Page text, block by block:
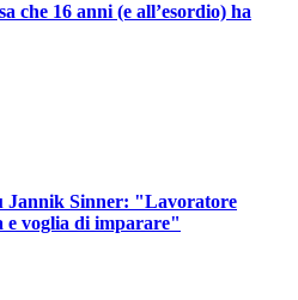
che 16 anni (e all’esordio) ha
Jannik Sinner: "Lavoratore
e voglia di imparare"